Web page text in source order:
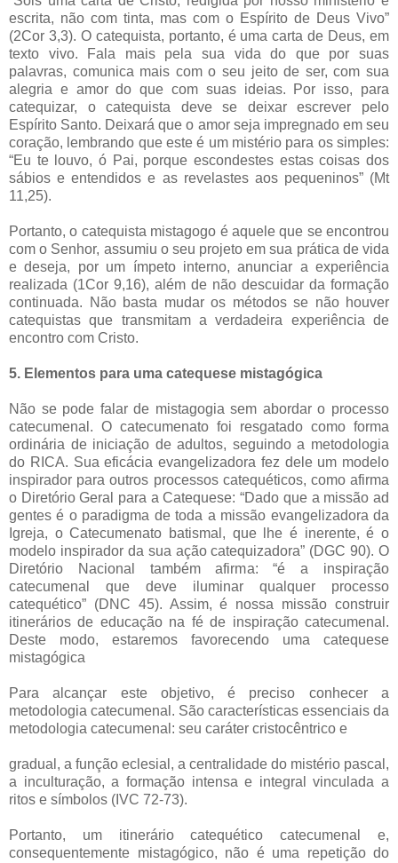
escrita, não com tinta, mas com o Espírito de Deus Vivo”
(2Cor 3,3). O catequista, portanto, é uma carta de Deus, em
texto vivo. Fala mais pela sua vida do que por suas
palavras, comunica mais com o seu jeito de ser, com sua
alegria e amor do que com suas ideias. Por isso, para
catequizar, o catequista deve se deixar escrever pelo
Espírito Santo. Deixará que o amor seja impregnado em seu
coração, lembrando que este é um mistério para os simples:
“Eu te louvo, ó Pai, porque escondestes estas coisas dos
sábios e entendidos e as revelastes aos pequeninos” (Mt
11,25).
Portanto, o catequista mistagogo é aquele que se encontrou
com o Senhor, assumiu o seu projeto em sua prática de vida
e deseja, por um ímpeto interno, anunciar a experiência
realizada (1Cor 9,16), além de não descuidar da formação
continuada. Não basta mudar os métodos se não houver
catequistas que transmitam a verdadeira experiência de
encontro com Cristo.
5. Elementos para uma catequese mistagógica
Não se pode falar de mistagogia sem abordar o processo
catecumenal. O catecumenato foi resgatado como forma
ordinária de iniciação de adultos, seguindo a metodologia
do RICA. Sua eficácia evangelizadora fez dele um modelo
inspirador para outros processos catequéticos, como afirma
o Diretório Geral para a Catequese: “Dado que a missão ad
gentes é o paradigma de toda a missão evangelizadora da
Igreja, o Catecumenato batismal, que lhe é inerente, é o
modelo inspirador da sua ação catequizadora” (DGC 90). O
Diretório Nacional também afirma: “é a inspiração
catecumenal que deve iluminar qualquer processo
catequético” (DNC 45). Assim, é nossa missão construir
itinerários de educação na fé de inspiração catecumenal.
Deste modo, estaremos favorecendo uma catequese
mistagógica
Para alcançar este objetivo, é preciso conhecer a
metodologia catecumenal. São características essenciais da
metodologia catecumenal: seu caráter cristocêntrico e
gradual, a função eclesial, a centralidade do mistério pascal,
a inculturação, a formação intensa e integral vinculada a
ritos e símbolos (IVC 72-73).
Portanto, um itinerário catequético catecumenal e,
consequentemente mistagógico, não é uma repetição do